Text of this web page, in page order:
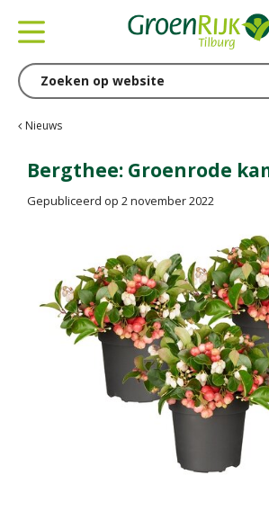
Nieuws
Bergthee: Groenrode
Gepubliceerd op 2 november 2022